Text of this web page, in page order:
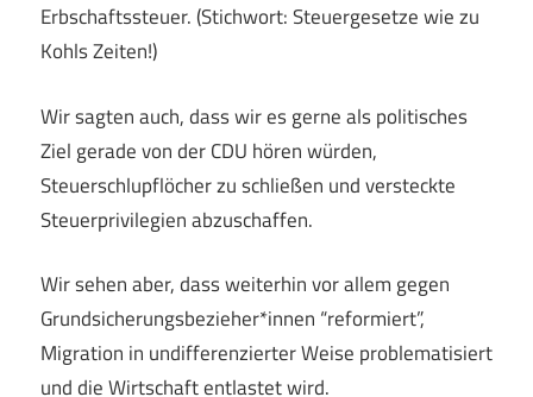
Erbschaftssteuer. (Stichwort: Steuergesetze wie zu
Kohls Zeiten!)
Wir sagten auch, dass wir es gerne als politisches
Ziel gerade von der CDU hören würden,
Steuerschlupflöcher zu schließen und versteckte
Steuerprivilegien abzuschaffen.
Wir sehen aber, dass weiterhin vor allem gegen
Grundsicherungsbezieher*innen “reformiert”,
Migration in undifferenzierter Weise problematisiert
und die Wirtschaft entlastet wird.